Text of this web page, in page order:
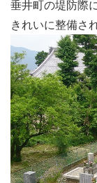
垂井町の堤防際
きれいに整備さ